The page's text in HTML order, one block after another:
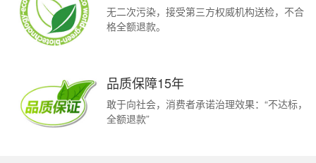
无二次污染，接受第三方权威机构送检，不合
格全额退款。
品质保障15年
敢于向社会，消费者承诺治理效果：“不达标，
全额退款”